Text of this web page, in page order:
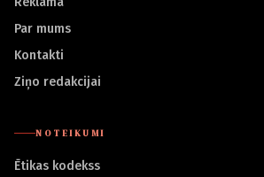
Par mums
Kontakti
Ziņo redakcijai
NOTEIKUMI
Ētikas kodekss